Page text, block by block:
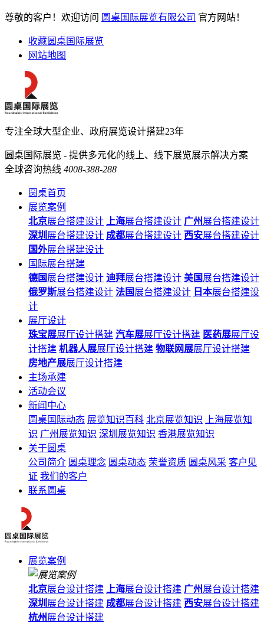
尊敬的客户！欢迎访问 圆桌国际展览有限公司 官方网站！
收藏圆桌国际展览
网站地图
专注全球大型企业、政府展览设计搭建23年
圆桌国际展览 - 提供多元化的线上、线下展览展示解决方案
全球咨询热线 4008-388-288
圆桌首页
展览案例
北京展台搭建设计 上海展台搭建设计 广州展台搭建设计
深圳 展台搭建设计 成都展台搭建设计 西安展台搭建设计
国外展台搭建设计
国际展台搭建
德国 展台搭建设计 迪拜展台搭建设计 美国 展台搭建设计
俄罗斯展台搭建设计 法国 展台搭建设计 日本展台搭建设
计
展厅设计
珠宝展展厅设计搭建 汽车展展厅设计搭建 医药展展厅设
计搭建 机器人展展厅设计搭建 物联网展展厅设计搭建
房地产展展厅设计搭建
主场承建
活动会议
新闻中心
圆桌国际动态 展览知识百科 北京展览知识
上海展览知
识 广州展览知识 深圳展览知识 香港展览知识
关于圆桌
公司简介 圆桌理念 圆桌动态 荣誉资质 圆桌风采 客户见
证 我们的客户
联系圆桌
展览案例
北京展台设计搭建 上海展台设计搭建 广州展台设计搭建
深圳 展台设计搭建 成都展台设计搭建 西安展台设计搭建
杭州展台设计搭建